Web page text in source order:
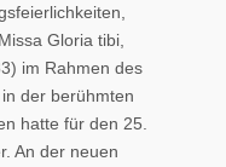
Gloria tibi,
im Rahmen des
der berühmten
hatte für den 25.
An der neuen